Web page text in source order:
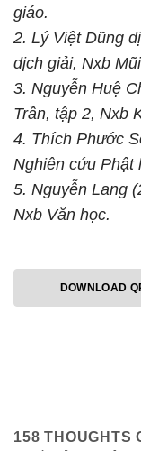
giáo.
2. Lý Việt Dũng
dịch giải, Nxb
3. Nguyễn Huệ
Trần, tập 2, Nxb
4. Thích Phước
Nghiên cứu Phật
5. Nguyễn Lang
Nxb Văn học.
DOWNLOAD
158 THOUGHTS